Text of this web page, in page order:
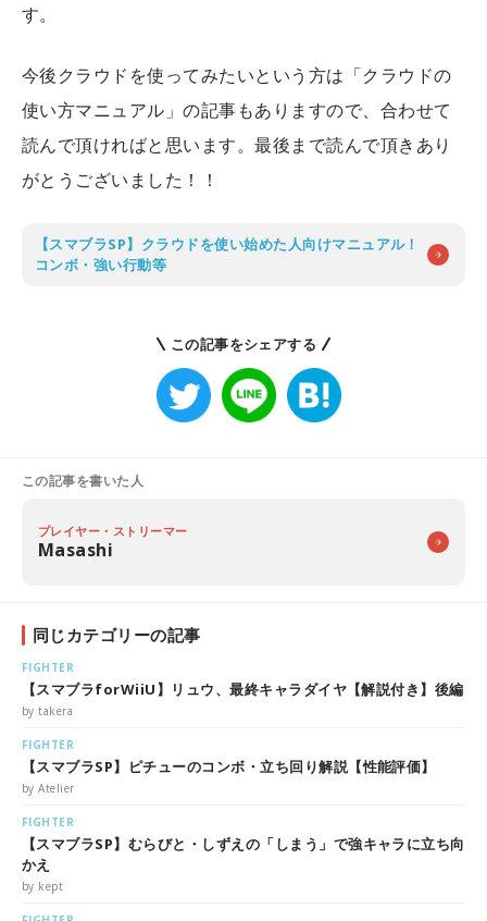
す。
今後クラウドを使ってみたいという方は「クラウドの
使い方マニュアル」の記事もありますので、合わせて
読んで頂ければと思います。最後まで読んで頂きあり
がとうございました！！
【スマブラSP】クラウドを使い始めた人向けマニュアル！
コンボ・強い行動等
この記事をシェアする
この記事を書いた人
プレイヤー・ストリーマー
Masashi
同じカテゴリーの記事
FIGHTER
【スマブラforWiiU】リュウ、最終キャラダイヤ【解説付き】後編
by takera
FIGHTER
【スマブラSP】ピチューのコンボ・立ち回り解説【性能評価】
by Atelier
FIGHTER
【スマブラSP】むらびと・しずえの「しまう」で強キャラに立ち向
かえ
by kept